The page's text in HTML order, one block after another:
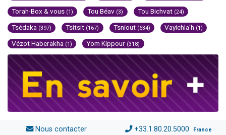
Torah-Box & vous (1) Tou Béav (3) Tou Bichvat (24)
Tsédaka (397) Tsitsit (167) Tsniout (634) Vayichla'h (1)
Vézot Haberakha (1) Yom Kippour (318)
Nous contacter +33.1.80.20.5000 France